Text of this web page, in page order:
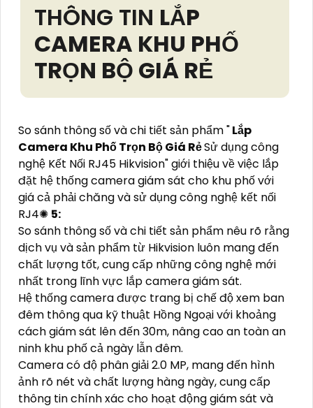
THÔNG TIN LẮP
CAMERA KHU PHỐ
TRỌN BỘ GIÁ RẺ
So sánh thông số và chi tiết sản phẩm "Lắp
Camera Khu Phố Trọn Bộ Giá RẻSử dụng công
nghệ Kết Nối RJ45 Hikvision" giới thiệu về việc lắp
đặt hệ thống camera giám sát cho khu phố với
giá cả phải chăng và sử dụng công nghệ kết nối
RJ4✺ 5:
So sánh thông số và chi tiết sản phẩm nêu rõ rằng
dịch vụ và sản phẩm từ Hikvision luôn mang đến
chất lượng tốt, cung cấp những công nghệ mới
nhất trong lĩnh vực lắp camera giám sát.
Hệ thống camera được trang bị chế độ xem ban
đêm thông qua kỹ thuật Hồng Ngoại với khoảng
cách giám sát lên đến 30m, nâng cao an toàn an
ninh khu phố cả ngày lẫn đêm.
Camera có độ phân giải 2.0 MP, mang đến hình
ảnh rõ nét và chất lượng hàng ngày, cung cấp
thông tin chính xác cho hoạt động giám sát và